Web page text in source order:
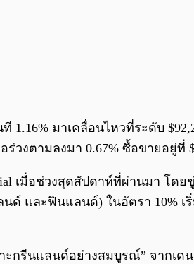
1.16% มาเคลื่อนไหวที่ระดับ
ร่วงตามลงมา 0.67% ซื้อขายอยู่ที่
เมื่อช่วงสุดสัปดาห์ที่ผ่านมา โดย
ด์ และฟินแลนด์) ในอัตรา 10%
รีนแลนด์อย่างสมบูรณ์” จากเด